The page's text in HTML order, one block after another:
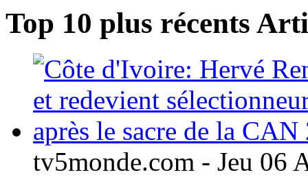
Top 10 plus récents
tv5monde.com - Jeu 06